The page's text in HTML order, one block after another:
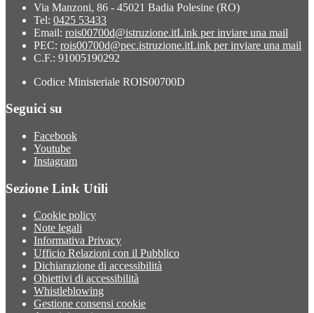
Via Manzoni, 86 - 45021 Badia Polesine (RO)
Tel: 0425 53433
Email: rois00700d@istruzione.itLink per inviare una mail
PEC: rois00700d@pec.istruzione.itLink per inviare una mail
C.F.: 91005190292
Codice Ministeriale ROIS00700D
Seguici su
Facebook
Youtube
Instagram
Sezione Link Utili
Cookie policy
Note legali
Informativa Privacy
Ufficio Relazioni con il Pubblico
Dichiarazione di accessibilità
Obiettivi di accessibilità
Whistleblowing
Gestione consensi cookie